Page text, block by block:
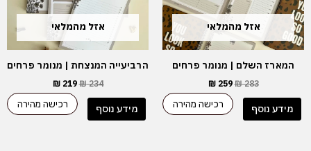
אזל מהמלאי
המארז השלם | מנומר פרחים
₪283
₪259
מידע נוסף רכישה מהירה
אזל מהמלאי
הרביעייה המנצחת | מנומר פרחים
₪234
₪219
מידע נוסף רכישה מהירה